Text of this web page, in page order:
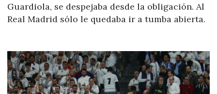
Guardiola, se despejaba desde la obligación. Al
Real Madrid sólo le quedaba ir a tumba abierta.